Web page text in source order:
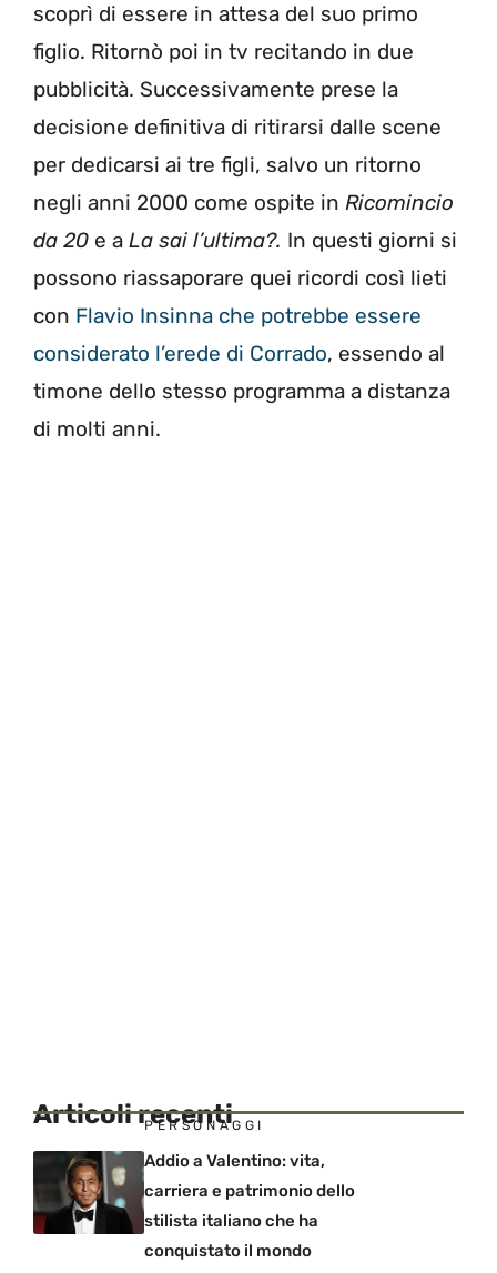
scoprì di essere in attesa del suo primo
figlio. Ritornò poi in tv recitando in due
pubblicità. Successivamente prese la
decisione definitiva di ritirarsi dalle scene
per dedicarsi ai tre figli, salvo un ritorno
negli anni 2000 come ospite in Ricomincio
da 20 e a La sai l’ultima?. In questi giorni si
possono riassaporare quei ricordi così lieti
con Flavio Insinna che potrebbe essere
considerato l’erede di Corrado, essendo al
timone dello stesso programma a distanza
di molti anni.
Articoli recenti
PERSONAGGI
Addio a Valentino: vita,
carriera e patrimonio dello
stilista italiano che ha
conquistato il mondo